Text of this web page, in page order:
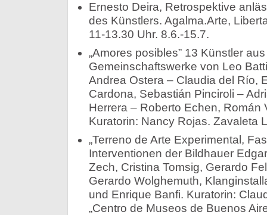
Ernesto Deira, Retrospektive
des Künstlers. Agalma.Arte,
11-13.30 Uhr. 8.6.-15.7.
„Amores posibles” 13 Künstler
Gemeinschaftswerke von Leo
Andrea Ostera – Claudia del Río,
Cardona, Sebastián Pinciroli –
Herrera – Roberto Echen, Román
Kuratorin: Nancy Rojas. Zavaleta
„Terreno de Arte Experimental,
Interventionen der Bildhauer
Zech, Cristina Tomsig, Gerardo
Gerardo Wolghemuth,
und Enrique Banfi. Kuratorin:
„Centro de Museos de Buenos